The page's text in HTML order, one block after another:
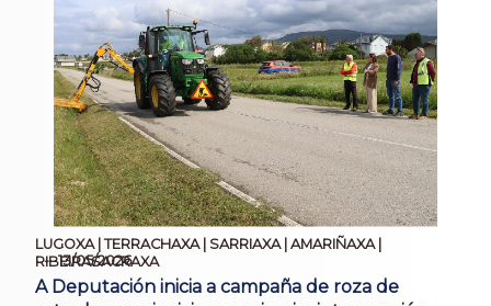
LUGOXA | TERRACHAXA | SARRIAXA | AMARIÑAXA |
RIBEIRASACRAXA
13/05/2026
A Deputación inicia a campaña de roza de